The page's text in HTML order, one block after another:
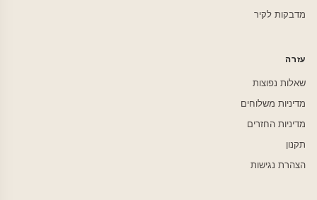
מדבקות לקיר
עזרה
שאלות נפוצות
מדיניות משלוחים
מדיניות החזרים
תקנון
הצהרת נגישות